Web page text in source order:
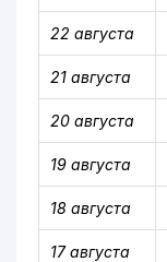
22 августа
21 августа
20 августа
19 августа
18 августа
17 августа